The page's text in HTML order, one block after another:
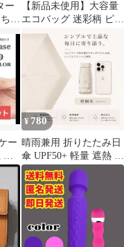
ー
い
【新品未使用】大容量
エコバッグ 迷彩柄 ピン
ク 肩掛け コンパクト
ー
ス
ク
¥ 780
晴雨兼用 折りたたみ日
傘 UPF50+ 軽量 遮熱 撥
水 ベージュ コンパクト
傘